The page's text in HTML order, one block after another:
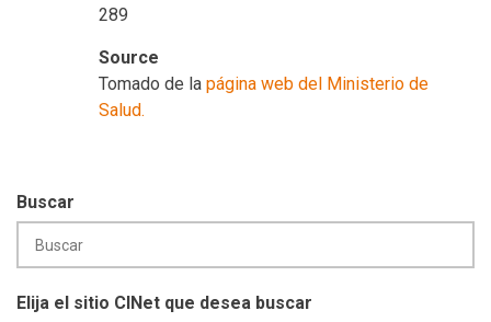
289
Source
Tomado de la página web del Ministerio de
Salud.
Buscar
Elija el sitio CINet que desea buscar